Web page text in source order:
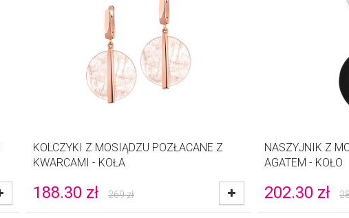
KOLCZYKI Z MOSIĄDZU POZŁACANE Z
KWARCAMI - KOŁA
188.30 zł 269zł
NASZYJNIK Z
AGATEM - KOŁO
202.30 zł